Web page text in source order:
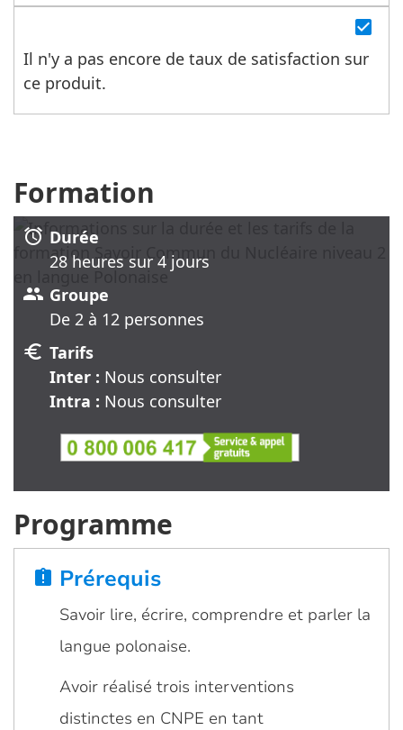
Il n'y a pas encore de taux de satisfaction sur
ce produit.
check_box
Formation
alarm Durée
28 heures sur 4 jours
group Groupe
De 2 à 12 personnes
euro Tarifs
Inter : Nous consulter
Intra : Nous consulter
Programme
assignment_late Prérequis
Savoir lire, écrire, comprendre et parler la
langue polonaise.
Avoir réalisé trois interventions
distinctes en CNPE en tant